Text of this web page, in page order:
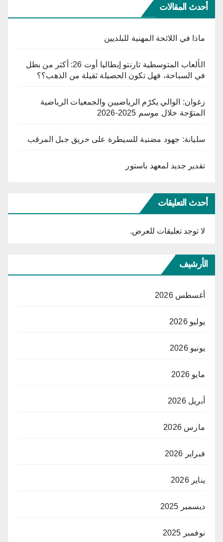
أحدث المقالات
ماذا في اللائحة المهنية للبلديين
الألعاب المتوسطية تارنتو إيطاليا أوت 26: أكثر من بطل
في السباحة، فهل تكون الحصيلة ثقيلة من الذهب؟؟
زغوان: الوالي يكرّم الرياضيين والجمعيات الرياضية
المتوّجة خلال موسم 2025-2026
سليانة: جهود مضنية للسيطرة على حريق جبل المرقب
تقدير جديد لمعهد باستور
أحدث التعليقات
لا توجد تعليقات للعرض.
الأرشيف
أغسطس 2026
يوليو 2026
يونيو 2026
مايو 2026
أبريل 2026
مارس 2026
فبراير 2026
يناير 2026
ديسمبر 2025
نوفمبر 2025